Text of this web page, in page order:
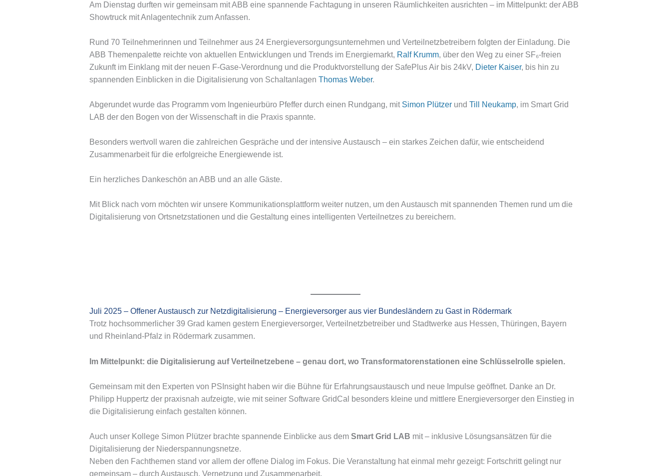
Am Dienstag durften wir gemeinsam mit ABB eine spannende Fachtagung in unseren Räumlichkeiten ausrichten – im Mittelpunkt: der ABB
Showtruck mit Anlagentechnik zum Anfassen.
Rund 70 Teilnehmerinnen und Teilnehmer aus 24 Energieversorgungsunternehmen und Verteilnetzbetreibern folgten der Einladung. Die
ABB Themenpalette reichte von aktuellen Entwicklungen und Trends im Energiemarkt, Ralf Krumm, über den Weg zu einer SF₆-freien
Zukunft im Einklang mit der neuen F-Gase-Verordnung und die Produktvorstellung der SafePlus Air bis 24kV, Dieter Kaiser, bis hin zu
spannenden Einblicken in die Digitalisierung von Schaltanlagen Thomas Weber.
Abgerundet wurde das Programm vom Ingenieurbüro Pfeffer durch einen Rundgang, mit Simon Plützerund Till Neukamp, im Smart Grid
LAB der den Bogen von der Wissenschaft in die Praxis spannte.
Besonders wertvoll waren die zahlreichen Gespräche und der intensive Austausch – ein starkes Zeichen dafür, wie entscheidend
Zusammenarbeit für die erfolgreiche Energiewende ist.
Ein herzliches Dankeschön an ABB und an alle Gäste.
Mit Blick nach vorn möchten wir unsere Kommunikationsplattform weiter nutzen, um den Austausch mit spannenden Themen rund um die
Digitalisierung von Ortsnetzstationen und die Gestaltung eines intelligenten Verteilnetzes zu bereichern.
Juli 2025 – Offener Austausch zur Netzdigitalisierung – Energieversorger aus vier Bundesländern zu Gast in Rödermark
Trotz hochsommerlicher 39 Grad kamen gestern Energieversorger, Verteilnetzbetreiber und Stadtwerke aus Hessen, Thüringen, Bayern
und Rheinland-Pfalz in Rödermark zusammen.
Im Mittelpunkt: die Digitalisierung auf Verteilnetzebene – genau dort, wo Transformatorenstationen eine Schlüsselrolle spielen.
Gemeinsam mit den Experten von PSInsight haben wir die Bühne für Erfahrungsaustausch und neue Impulse geöffnet. Danke an Dr.
Philipp Huppertz der praxisnah aufzeigte, wie mit seiner Software GridCal besonders kleine und mittlere Energieversorger den Einstieg in
die Digitalisierung einfach gestalten können.
Auch unser Kollege Simon Plützer brachte spannende Einblicke aus dem Smart Grid LAB mit – inklusive Lösungsansätzen für die
Digitalisierung der Niederspannungsnetze.
Neben den Fachthemen stand vor allem der offene Dialog im Fokus. Die Veranstaltung hat einmal mehr gezeigt: Fortschritt gelingt nur
gemeinsam – durch Austausch, Vernetzung und Zusammenarbeit.